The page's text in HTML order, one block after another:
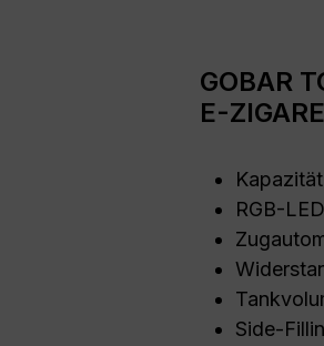
GOBAR
E-
RGB-LED
Side-